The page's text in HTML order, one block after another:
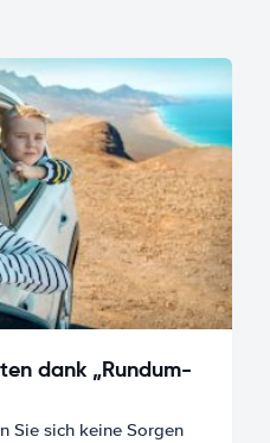
dank „Rundum-
Sie sich keine Sorgen